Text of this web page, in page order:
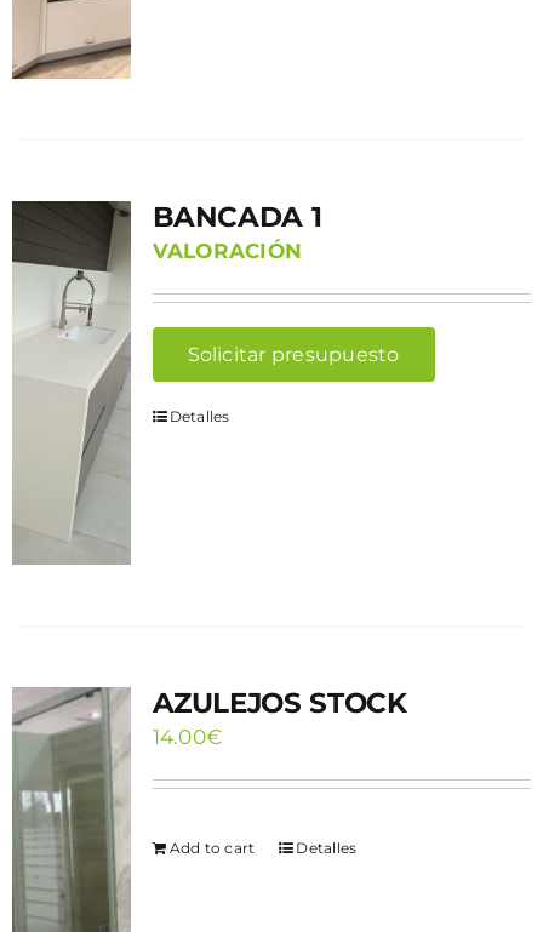
BANCADA 1
VALORACIÓN
Solicitar presupuesto
Detalles
AZULEJOS STOCK
14.00€
Add to cart Detalles